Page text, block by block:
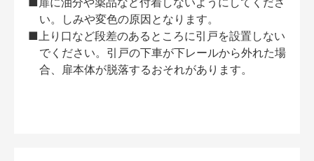
い。しみや変色の原因となります。
■上り口など段差のあるところに引戸を設置しない
でください。引戸の下車が下レールから外れた場
合、扉本体が脱落するおそれがあります。